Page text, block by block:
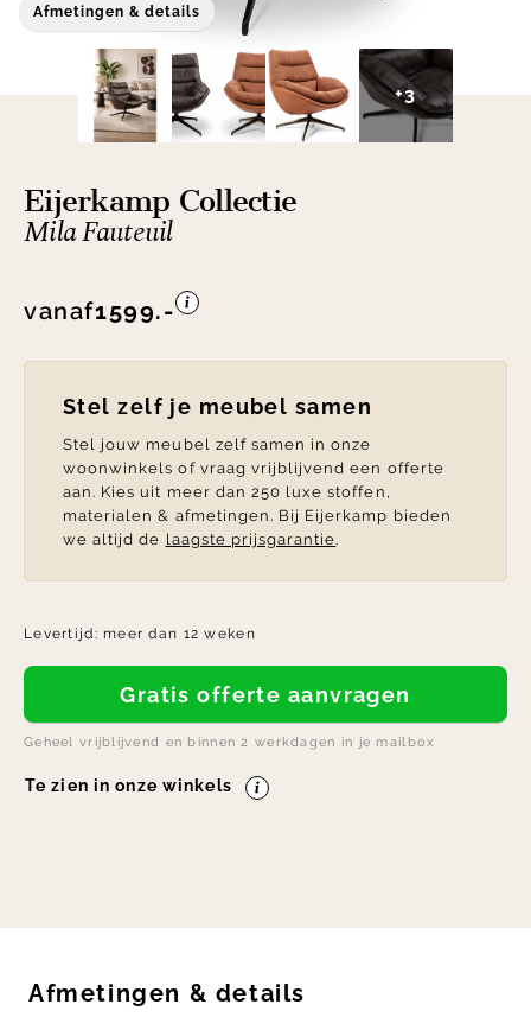
Afmetingen & details
+3
Eijerkamp Collectie
Mila Fauteuil
vanaf1599.-
Stel zelf je meubel samen
Stel jouw meubel zelf samen in onze
woonwinkels of vraag vrijblijvend een offerte
aan. Kies uit meer dan 250 luxe stoffen,
materialen & afmetingen. Bij Eijerkamp bieden
we altijd de laagste prijsgarantie.
Levertijd: meer dan 12 weken
Gratis offerte aanvragen
Geheel vrijblijvend en binnen 2 werkdagen in je mailbox
Te zien in onze winkels
Afmetingen & details